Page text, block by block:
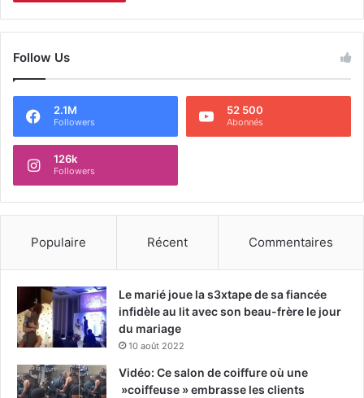
Follow Us
2.1M
Followers
52 500
Abonnés
126k
Followers
Populaire Récent Commentaires
Le marié joue la s3xtape de sa fiancée
infidèle au lit avec son beau-frère le jour
du mariage
10 août 2022
Vidéo: Ce salon de coiffure où une
»coiffeuse » embrasse les clients